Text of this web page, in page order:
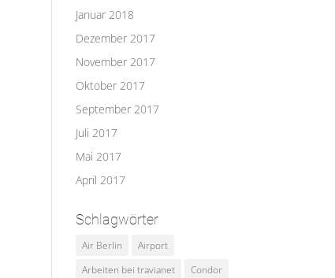
Januar 2018
Dezember 2017
November 2017
Oktober 2017
September 2017
Juli 2017
Mai 2017
April 2017
Schlagwörter
Air Berlin
Airport
Arbeiten bei travianet
Condor